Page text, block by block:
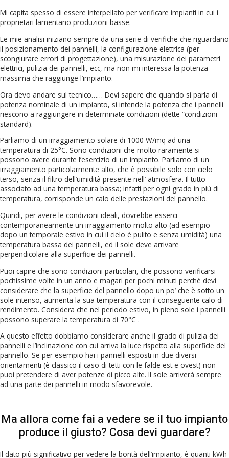
Mi capita spesso di essere interpellato per verificare impianti in cui i
proprietari lamentano produzioni basse.
Le mie analisi iniziano sempre da una serie di verifiche che riguardano
il posizionamento dei pannelli, la configurazione elettrica (per
scongiurare errori di progettazione), una misurazione dei parametri
elettrici, pulizia dei pannelli, ecc, ma non mi interessa la potenza
massima che raggiunge l’impianto.
Ora devo andare sul tecnico…… Devi sapere che quando si parla di
potenza nominale di un impianto, si intende la potenza che i pannelli
riescono a raggiungere in determinate condizioni (dette “condizioni
standard).
Parliamo di un irraggiamento solare di 1000 W/mq ad una
temperatura di 25°C. Sono condizioni che molto raramente si
possono avere durante l’esercizio di un impianto. Parliamo di un
irraggiamento particolarmente alto, che è possibile solo con cielo
terso, senza il filtro dell’umidità presente nell’ atmosfera. Il tutto
associato ad una temperatura bassa; infatti per ogni grado in più di
temperatura, corrisponde un calo delle prestazioni del pannello.
Quindi, per avere le condizioni ideali, dovrebbe esserci
contemporaneamente un irraggiamento molto alto (ad esempio
dopo un temporale estivo in cui il cielo è pulito e senza umidità) una
temperatura bassa dei pannelli, ed il sole deve arrivare
perpendicolare alla superficie dei pannelli.
Puoi capire che sono condizioni particolari, che possono verificarsi
pochissime volte in un anno e magari per pochi minuti perché devi
considerare che la superficie del pannello dopo un po’ che è sotto un
sole intenso, aumenta la sua temperatura con il conseguente calo di
rendimento. Considera che nel periodo estivo, in pieno sole i pannelli
possono superare la temperatura di 70°C .
A questo effetto dobbiamo considerare anche il grado di pulizia dei
pannelli e l’inclinazione con cui arriva la luce rispetto alla superficie del
pannello. Se per esempio hai i pannelli esposti in due diversi
orientamenti (è classico il caso di tetti con le falde est e ovest) non
puoi pretendere di aver potenze di picco alte. Il sole arriverà sempre
ad una parte dei pannelli in modo sfavorevole.
Ma allora come fai a vedere se il tuo impianto
produce il giusto? Cosa devi guardare?
Il dato più significativo per vedere la bontà dell’impianto, è quanti kWh